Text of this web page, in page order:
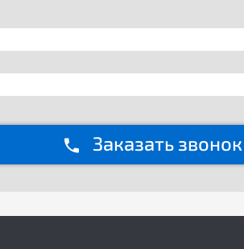
Заказать звонок